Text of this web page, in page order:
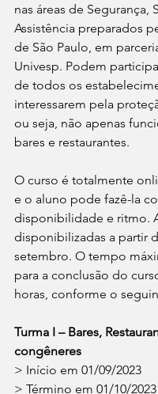
nas áreas de Segurança,
Assistência preparados
de São Paulo, em
Univesp. Podem
de todos os
interessarem pela
ou seja, não apenas
bares e restaurantes.
O curso é totalmente
e o aluno pode fazê-la
disponibilidade e ritmo.
disponibilizadas a partir
setembro. O tempo
para a conclusão do
horas, conforme o
Turma I – Bares,
congêneres
> Início em 01/09/2023
> Término em 01/10/2023